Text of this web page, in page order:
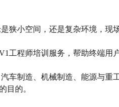
狭小空间，还是复杂环境，现
工程师培训服务，帮助终端用
车制造、机械制造、能源与重
目的。